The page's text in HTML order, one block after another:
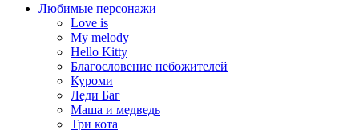
Любимые персонажи
Love is
My melody
Hello Kitty
Благословение небожителей
Куроми
Леди Баг
Маша и медведь
Три кота